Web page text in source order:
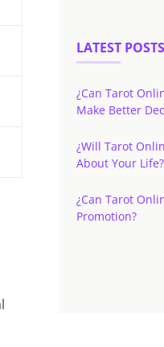
LATEST POSTS
¿Can Tarot
Make Better
¿Will Tarot
About Your Life?
¿Can Tarot
Promotion?